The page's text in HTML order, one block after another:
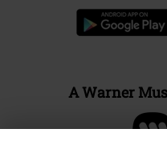
A Warner